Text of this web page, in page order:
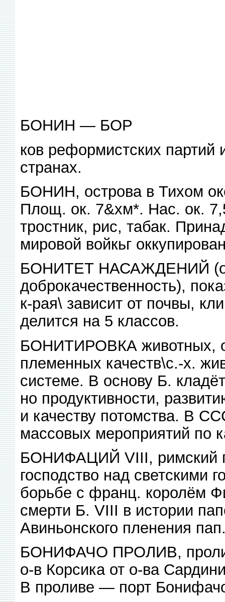
БОНИН — БОР
ков реформистских партий
странах.
БОНИН, острова в Тихом
Площ. ок. 7&хм*. Нас. ок.
тростник, рис, табак.
мировой войкьг
БОНИТЕТ НАСАЖДЕНИЙ
доброкачественность),
к-рая\ зависит от почвы,
делится на 5 классов.
БОНИТИРОВКА животных,
племенных качеств\с.-х.
системе. В основу Б.
но продуктивности,
и качеству потомства. В
массовых мероприятий по
БОНИФАЦИЙ VIII, римский
господство над светскими
борьбе с франц. королём
смерти Б. VIII в истории
Авиньонского пленения
БОНИФАЧО ПРОЛИВ,
о-в Корсика от о-ва
В проливе — порт